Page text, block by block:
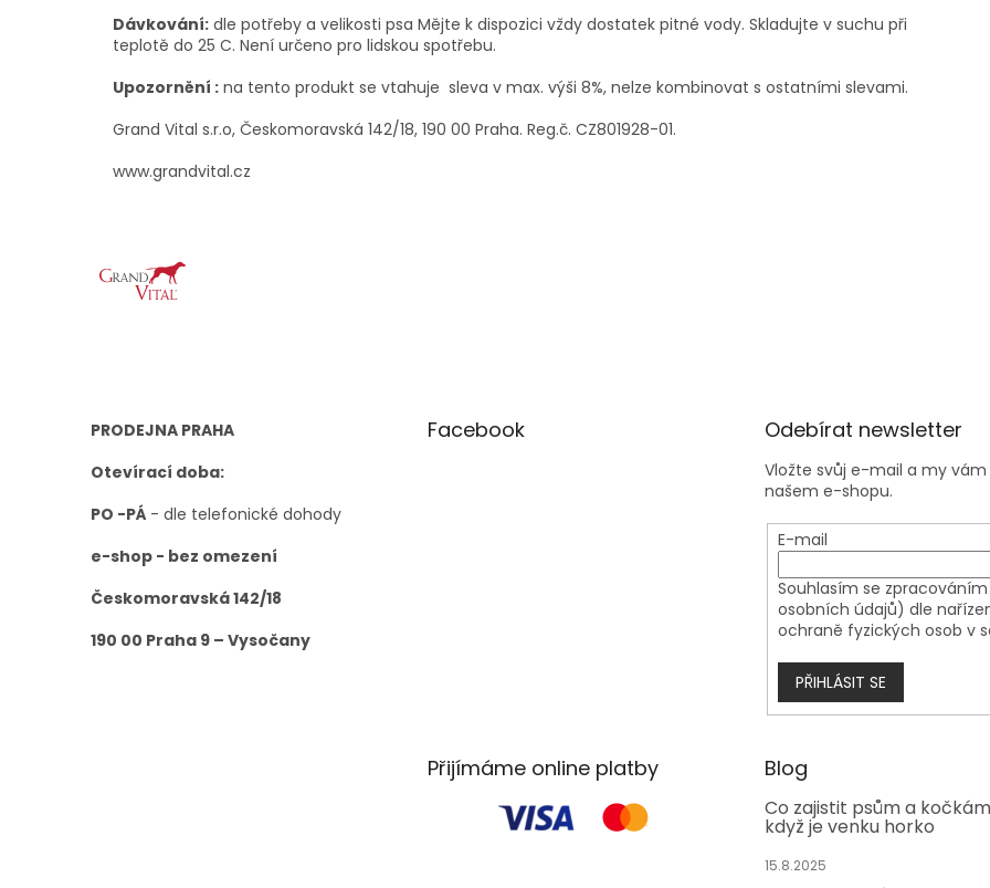
Dávkování: dle potřeby a velikosti psa Mějte k dispozici vždy dostatek pitné vody. Skladujte v suchu při
teplotě do 25 C. Není určeno pro lidskou spotřebu.
Upozornění : na tento produkt se vtahuje sleva v max. výši 8%, nelze kombinovat s ostatními slevami.
Grand Vital s.r.o, Českomoravská 142/18, 190 00 Praha. Reg.č. CZ801928-01.
www.grandvital.cz
PRODEJNA PRAHA
Otevírací doba:
PO -PÁ - dle telefonické dohody
e-shop - bez omezení
Českomoravská 142/18
190 00 Praha 9 – Vysočany
Facebook Odebírat newsletter
Vložte svůj e-mail a my
našem e-shopu.
E-mail
Souhlasím se
osobních údajů) dle
ochraně fyzických osob v
PŘIHLÁSIT SE
Přijímáme online platby Blog
Co zajistit psům a
když je venku horko
15.8.2025